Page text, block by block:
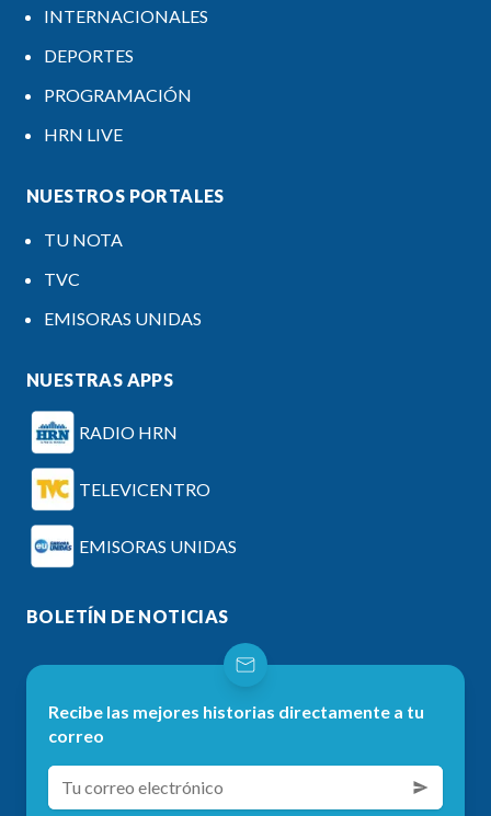
INTERNACIONALES
DEPORTES
PROGRAMACIÓN
HRN LIVE
NUESTROS PORTALES
TU NOTA
TVC
EMISORAS UNIDAS
NUESTRAS APPS
RADIO HRN
TELEVICENTRO
EMISORAS UNIDAS
BOLETÍN DE NOTICIAS
Recibe las mejores historias directamente a tu
correo